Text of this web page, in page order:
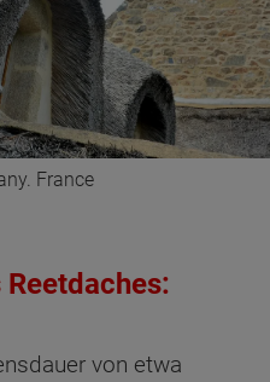
France
von etwa